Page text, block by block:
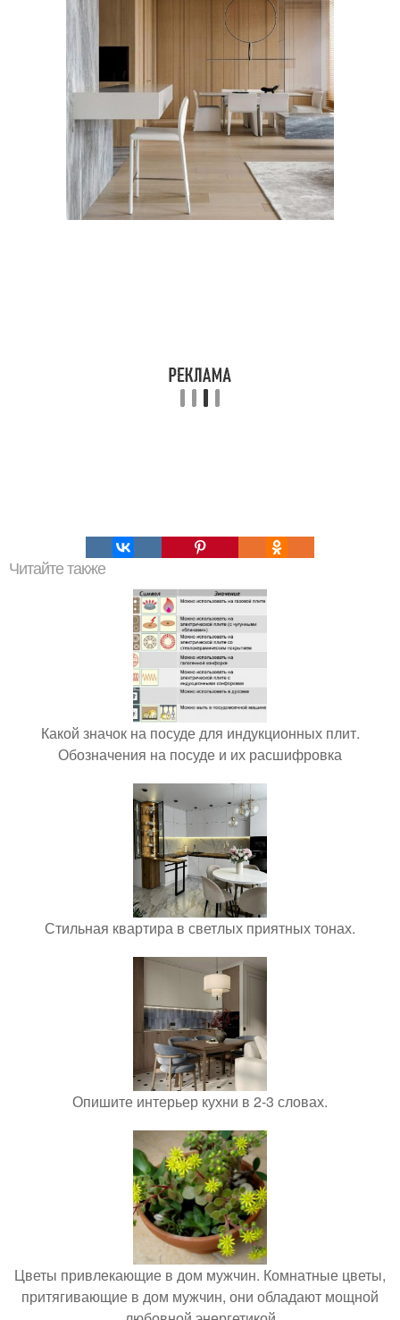
Читайте также
Какой значок на посуде для индукционных плит.
Обозначения на посуде и их расшифровка
Стильная квартира в светлых приятных тонах.
Опишите интерьер кухни в 2-3 словах.
Цветы привлекающие в дом мужчин. Комнатные цветы,
притягивающие в дом мужчин, они обладают мощной